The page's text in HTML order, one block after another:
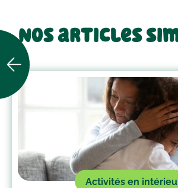
Nos articles
Activités en